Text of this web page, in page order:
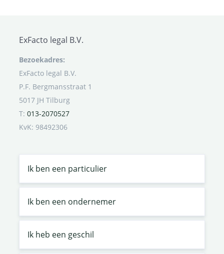
ExFacto legal B.V.
Bezoekadres:
ExFacto legal B.V.
P.F. Bergmansstraat 1
5017 JH Tilburg
T: 013-2070527
KvK: 98492306
Ik ben een particulier
Ik ben een ondernemer
Ik heb een geschil